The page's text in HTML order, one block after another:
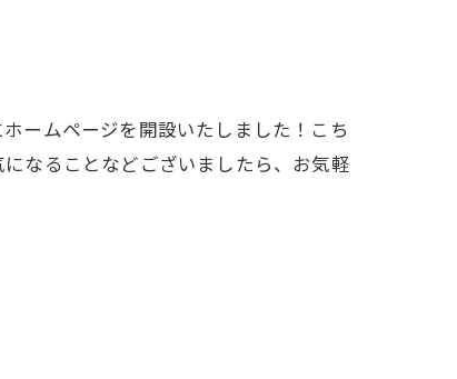
ームページを開設いたしました！こち
なることなどございましたら、お気軽